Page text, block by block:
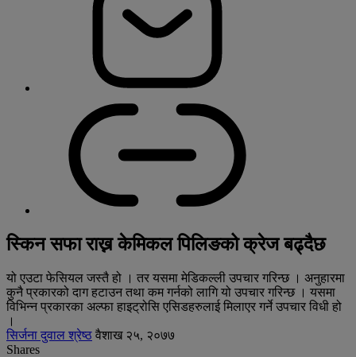
स्किन सफा राख्न केमिकल पिलिङको क्रेज बढ्दैछ
यो एउटा फेसियल जस्तै हो । तर यसमा मेडिकल्ली उपचार गरिन्छ । अनुहारमा
कुनै प्रकारको दाग हटाउन तथा कम गर्नको लागि यो उपचार गरिन्छ । यसमा
विभिन्न प्रकारका अल्फा हाइट्रोसि एसिडहरुलाई मिलाएर गर्ने उपचार विधी हो
।
सिर्जना दुवाल श्रेष्ठ वैशाख २५, २०७७
Shares